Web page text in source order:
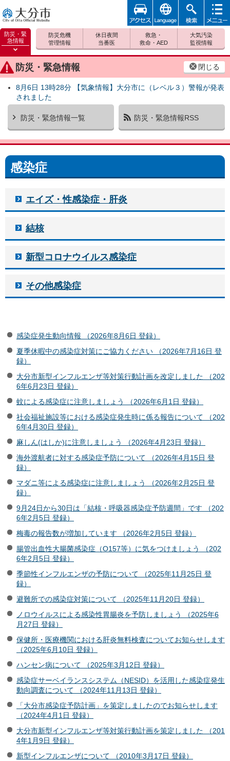
大分市
防災・緊
急情報
防災緊
急情報
を開く
防災・緊急情報 閉じる
8月6日 13時28分 【気象情報】大分市に（レベル３）警報が発表
されました
防災・緊急情報一覧 防災・緊急情報RSS
防災危機
管理情報
休日夜間
当番医
救急・
救命・AED
大気汚染
監視情報
アクセ
ス
foreign 検索
メニュ
感染症
エイズ・性感染症・肝炎
結核
新型コロナウイルス感染症
その他感染症
感染症発生動向情報 （2026年8月6日 登録）
夏季休暇中の感染症対策にご協力ください （2026年7月16日 登
録）
大分市新型インフルエンザ等対策行動計画を改定しました （202
6年6月23日 登録）
蚊による感染症に注意しましょう （2026年6月1日 登録）
社会福祉施設等における感染症発生時に係る報告について （202
6年4月30日 登録）
麻しん(はしか)に注意しましょう （2026年4月23日 登録）
海外渡航者に対する感染症予防について （2026年4月15日 登
録）
マダニ等による感染症に注意しましょう （2026年2月25日 登
録）
9月24日から30日は「結核・呼吸器感染症予防週間」です （202
6年2月5日 登録）
梅毒の報告数が増加しています （2026年2月5日 登録）
腸管出血性大腸菌感染症（O157等）に気をつけましょう （202
6年2月5日 登録）
季節性インフルエンザの予防について （2025年11月25日 登
録）
避難所での感染症対策について （2025年11月20日 登録）
ノロウイルスによる感染性胃腸炎を予防しましょう （2025年6
月27日 登録）
保健所・医療機関における肝炎無料検査についてお知らせします
（2025年6月10日 登録）
ハンセン病について （2025年3月12日 登録）
感染症サーベイランスシステム（NESID）を活用した感染症発生
動向調査について （2024年11月13日 登録）
「大分市感染症予防計画」を策定しましたのでお知らせします
（2024年4月1日 登録）
大分市新型インフルエンザ等対策行動計画を策定しました （201
4年1月9日 登録）
新型インフルエンザについて （2010年3月17日 登録）